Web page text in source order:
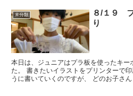
未分類
８/１９
り
本日は、ジュニアはプラ板を使ったキー
た。 書きたいイラストをプリンターで
うに書いていくのですが、 どのお子さ